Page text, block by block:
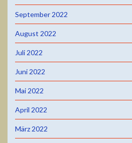
September 2022
August 2022
Juli 2022
Juni 2022
Mai 2022
April 2022
März 2022